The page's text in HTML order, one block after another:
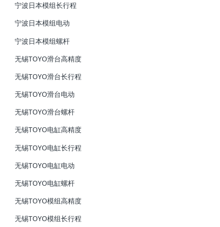
宁波日本模组长行程
宁波日本模组电动
宁波日本模组螺杆
无锡TOYO滑台高精度
无锡TOYO滑台长行程
无锡TOYO滑台电动
无锡TOYO滑台螺杆
无锡TOYO电缸高精度
无锡TOYO电缸长行程
无锡TOYO电缸电动
无锡TOYO电缸螺杆
无锡TOYO模组高精度
无锡TOYO模组长行程